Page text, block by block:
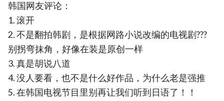
韩国网友评论：
1. 滚开
2. 不是翻拍韩剧，是根据网路小说改编的电视剧???
别拐弯抹角，好像在装是原创一样
3. 真是胡说八道
4. 没人要看，也不是什么好作品，为什么老是强推
5. 在韩国电视节目里别再让我们听到日语了！！